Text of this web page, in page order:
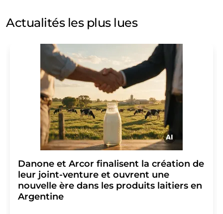
et d'opinion. Vous pouvez à tout moment révoquer
votre consentement sans indication de motifs à
Allemagne ou par e-mail à
revoke@lumitos.com
avec
effet pour l'avenir. De plus, chaque courriel contient un
lien pour se désabonner de la newsletter
correspondante.
Actualités les plus lues
Danone et Arcor finalisent la création de
leur joint-venture et ouvrent une
nouvelle ère dans les produits laitiers en
Argentine